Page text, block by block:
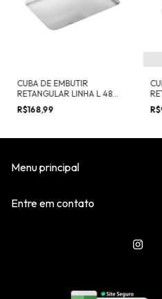
CUBA DE EMBUTIR
RETANGULAR LINHA L 48
CM
R$168,99
Menu principal
Entre em contato